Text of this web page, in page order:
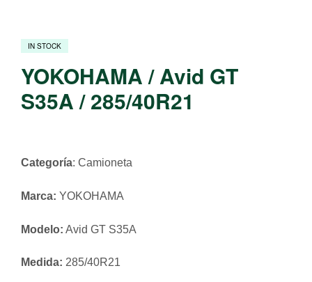
IN STOCK
YOKOHAMA / Avid GT
S35A / 285/40R21
Categoría: Camioneta
Marca: YOKOHAMA
Modelo: Avid GT S35A
Medida: 285/40R21